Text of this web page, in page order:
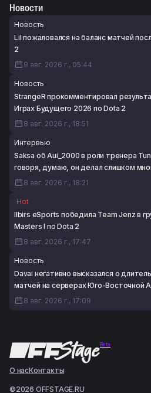
Новости
Новость
Lil пожаловался на баланс матчей
2
9 авг. 2026 г., 05:44
Новость
StrangeR прокомментировал
Играх Будущего 2026 по Dota 2
8 авг. 2026 г., 18:51
Интервью
Saksa об Aui_2000 в роли тренера
говоря, думаю, он делал слишком
8 авг. 2026 г., 18:21
Hot
Ilbirs eSports победила Team Jenz в
Masters I по Dota 2
8 авг. 2026 г., 17:47
Новость
Davai негативно высказался о
матчей на серверах Юго-Восточной
8 авг. 2026 г., 17:09
Beta
О насКонтакты
©2026 OFFSTAGE.RU